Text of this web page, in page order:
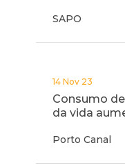
SAPO
14 Nov 23
Consumo
da vida
Porto Canal